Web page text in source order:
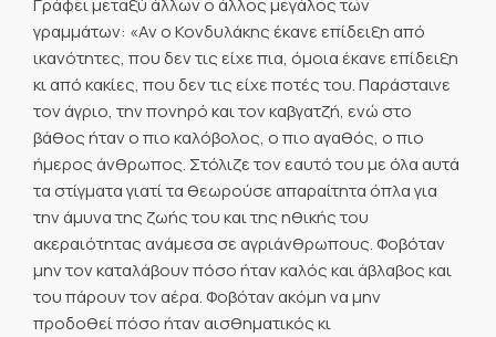
Γράφει μεταξύ άλλων ο άλλος μεγάλος των
γραμμάτων: «Αν ο Κονδυλάκης έκανε επίδειξη από
ικανότητες, που δεν τις είχε πια, όμοια έκανε επίδειξη
κι από κακίες, που δεν τις είχε ποτές του. Παράσταινε
τον άγριο, την πονηρό και τον καβγατζή, ενώ στο
βάθος ήταν ο πιο καλόβολος, ο πιο αγαθός, ο πιο
ήμερος άνθρωπος. Στόλιζε τον εαυτό του με όλα αυτά
τα στίγματα γιατί τα θεωρούσε απαραίτητα όπλα για
την άμυνα της ζωής του και της ηθικής του
ακεραιότητας ανάμεσα σε αγριάνθρωπους. Φοβόταν
μην τον καταλάβουν πόσο ήταν καλός και άβλαβος και
του πάρουν τον αέρα. Φοβόταν ακόμη να μην
προδοθεί πόσο ήταν αισθηματικός κι